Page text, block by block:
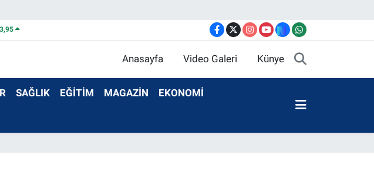
Anasayfa Video Galeri Künye
SAĞLIK EĞİTİM MAGAZİN EKONOMİ